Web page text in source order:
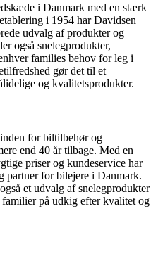
i Danmark med en stærk
i 1954 har Davidsen
udvalg af produkter og
også snelegprodukter,
families behov for leg i
gør det til et
og kvalitetsprodukter.
for biltilbehør og
end 40 år tilbage. Med en
priser og kundeservice har
partner for bilejere i Danmark.
et udvalg af snelegprodukter
på udkig efter kvalitet og